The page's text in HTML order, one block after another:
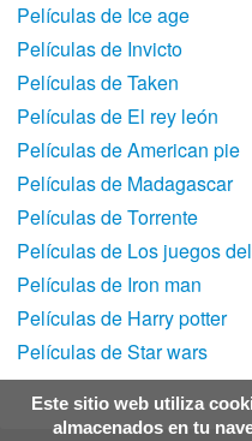
Películas de Ice age
Películas de Invicto
Películas de Taken
Películas de El rey león
Películas de American pie
Películas de Madagascar
Películas de Torrente
Películas de Los juegos
Películas de Iron man
Películas de Harry potter
Películas de Star wars
Este sitio web utiliza
almacenados en tu